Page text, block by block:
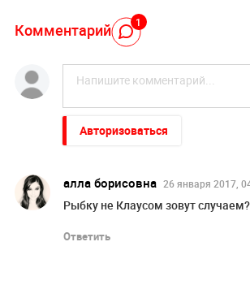
Комментарий 1
Авторизоваться
алла борисовна 26 января 2017,
Рыбку не Клаусом зовут случаем?
Ответить